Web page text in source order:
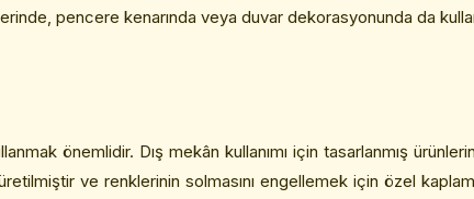
pencere kenarında veya duvar dekorasyonunda da
önemlidir. Dış mekân kullanımı için tasarlanmış
ve renklerinin solmasını engellemek için özel